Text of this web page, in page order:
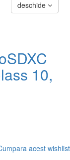
deschide
10,
acest wishlist